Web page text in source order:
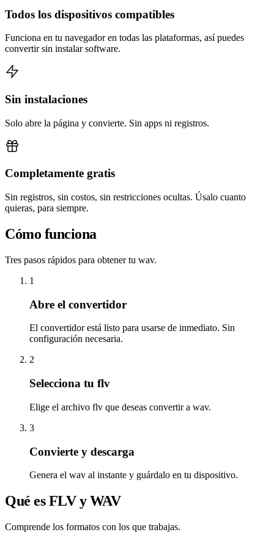
Todos los dispositivos compatibles
Funciona en tu navegador en todas las plataformas, así puedes
convertir sin instalar software.
Sin instalaciones
Solo abre la página y convierte. Sin apps ni registros.
Completamente gratis
Sin registros, sin costos, sin restricciones ocultas. Úsalo cuanto
quieras, para siempre.
Cómo funciona
Tres pasos rápidos para obtener tu wav.
1
Abre el convertidor
El convertidor está listo para usarse de inmediato. Sin
configuración necesaria.
2
Selecciona tu flv
Elige el archivo flv que deseas convertir a wav.
3
Convierte y descarga
Genera el wav al instante y guárdalo en tu dispositivo.
Qué es FLV y WAV
Comprende los formatos con los que trabajas.